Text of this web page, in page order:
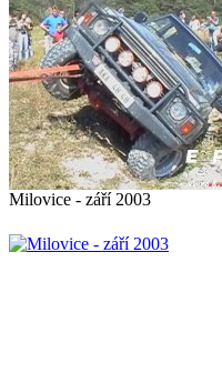
Milovice - září 2003